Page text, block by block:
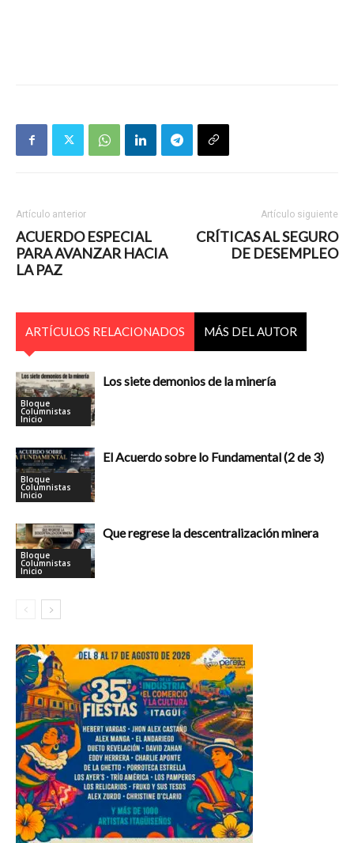
Artículo anterior
ACUERDO ESPECIAL
PARA AVANZAR HACIA
LA PAZ
Artículo siguiente
CRÍTICAS AL SEGURO
DE DESEMPLEO
ARTÍCULOS RELACIONADOS MÁS DEL AUTOR
Bloque
Columnistas
Inicio
Los siete demonios de la minería
Bloque
Columnistas
Inicio
El Acuerdo sobre lo Fundamental (2 de 3)
Bloque
Columnistas
Inicio
Que regrese la descentralización minera